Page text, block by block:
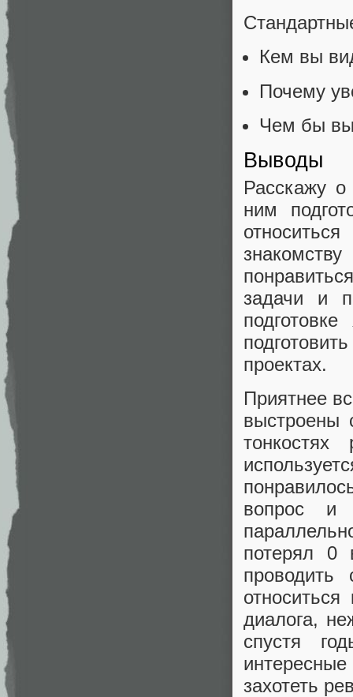
Кем вы
Почему
Чем бы вы
Выводы
Расскажу
ним
задачи и
проектах.
Приятнее
выстроены
вопрос и
потерял 0
проводить
диалога,
спустя
захотеть